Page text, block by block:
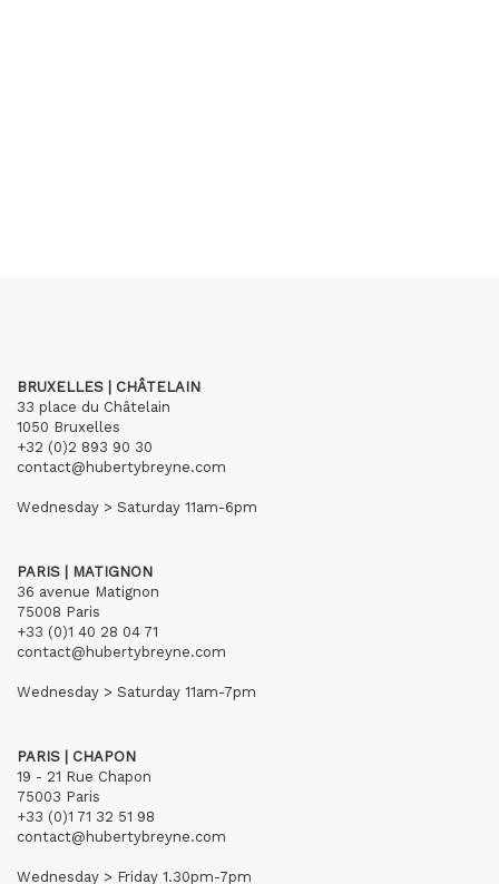
BRUXELLES | CHÂTELAIN
33 place du Châtelain
1050 Bruxelles
+32 (0)2 893 90 30
contact@hubertybreyne.com
Wednesday > Saturday 11am-6pm
PARIS | MATIGNON
36 avenue Matignon
75008 Paris
+33 (0)1 40 28 04 71
contact@hubertybreyne.com
Wednesday > Saturday 11am-7pm
PARIS | CHAPON
19 - 21 Rue Chapon
75003 Paris
+33 (0)1 71 32 51 98
contact@hubertybreyne.com
Wednesday > Friday 1.30pm-7pm